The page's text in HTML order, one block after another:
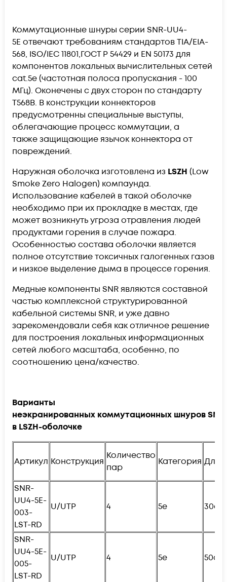
Коммутационные шнуры серии SNR-UU4-
5E отвечают требованиям стандартов TIA/EIA-
568, ISO/IEC 11801,ГОСТ Р 54429 и EN 50173 для
компонентов локальных вычислительных сетей
cat.5e (частотная полоса пропускания - 100
МГц). Оконечены с двух сторон по стандарту
T568B. В конструкции коннекторов
предусмотренны специальные выступы,
облегачающие процесс коммутации, а
также защищающие язычок коннектора от
повреждений.
Наружная оболочка изготовлена из LSZH (Low
Smoke Zero Halogen) компаунда.
Использование кабелей в такой оболочке
необходимо при их прокладке в местах, где
может возникнуть угроза отравления людей
продуктами горения в случае пожара.
Особенностью состава оболочки является
полное отсутствие токсичных галогенных газов
и низкое выделение дыма в процессе горения.
Медные компоненты SNR являются составной
частью комплексной структурированной
кабельной системы SNR, и уже давно
зарекомендовали себя как отличное решение
для построения локальных информационных
сетей любого масштаба, особенно, по
соотношению цена/качество.
Варианты
неэкранированных коммутационных шнуров SNR
в LSZH-оболочке
Артикул Конструкция
Количество
пар
Категория
SNR-
UU4-5E-
003-
LST-RD
U/UTP 4 5e 30см
SNR-
UU4-5E-
005-
LST-RD
U/UTP 4 5e 50см